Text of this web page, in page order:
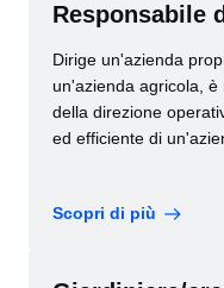
Responsabile
Dirige un'azienda
un'azienda agricola,
della direzione
ed efficiente di
Scopri di più